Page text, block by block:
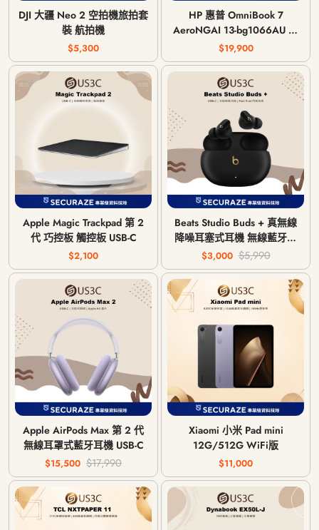
DJI 大疆 Neo 2 空拍機旅拍套
裝 航拍機
$5,300
HP 惠普 OmniBook 7
AeroNGAI 13-bg1066AU 13
吋 AI 5 340 16G 512G
$19,900
Apple Magic Trackpad 第 2
代 巧控板 觸控板 USB-C
$2,100
Beats Studio Buds + 真無線
降噪耳塞式耳機 無線藍牙耳
機
$3,000 $5,990
Apple AirPods Max 第 2 代
無線耳罩式藍牙耳機 USB-C
$15,500 $17,990
Xiaomi 小米 Pad mini
12G/512G WiFi版
$11,000